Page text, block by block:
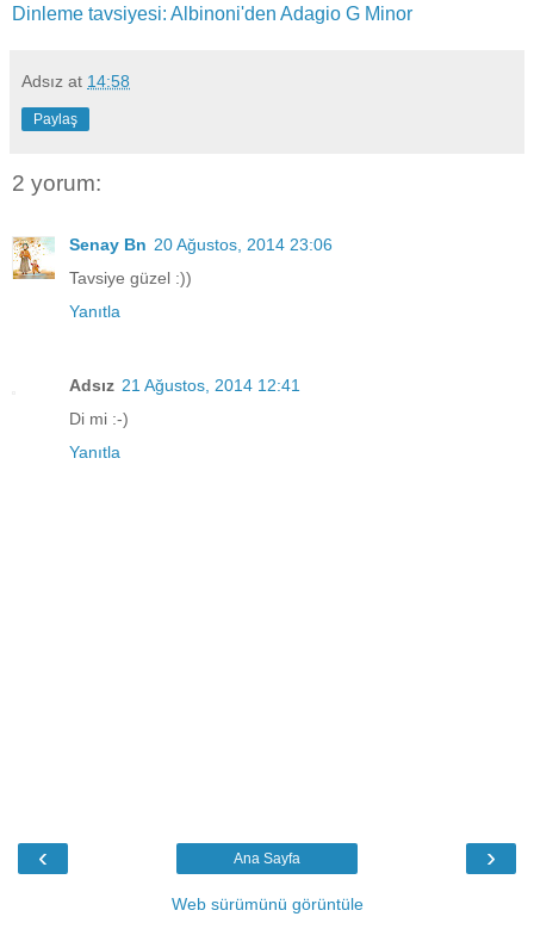
Dinleme tavsiyesi: Albinoni'den Adagio G Minor
Adsız at 14:58
Paylaş
2 yorum:
Senay Bn 20 Ağustos, 2014 23:06
Tavsiye güzel :))
Yanıtla
Adsız 21 Ağustos, 2014 12:41
Di mi :-)
Yanıtla
‹ ›
Ana Sayfa
Web sürümünü görüntüle